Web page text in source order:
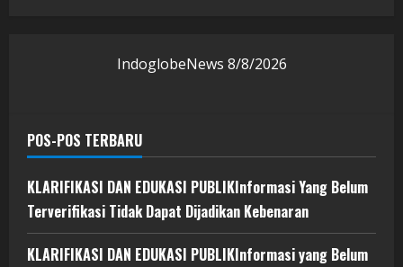
IndoglobeNews 8/8/2026
POS-POS TERBARU
KLARIFIKASI DAN EDUKASI PUBLIKInformasi Yang Belum
Terverifikasi Tidak Dapat Dijadikan Kebenaran
KLARIFIKASI DAN EDUKASI PUBLIKInformasi yang Belum